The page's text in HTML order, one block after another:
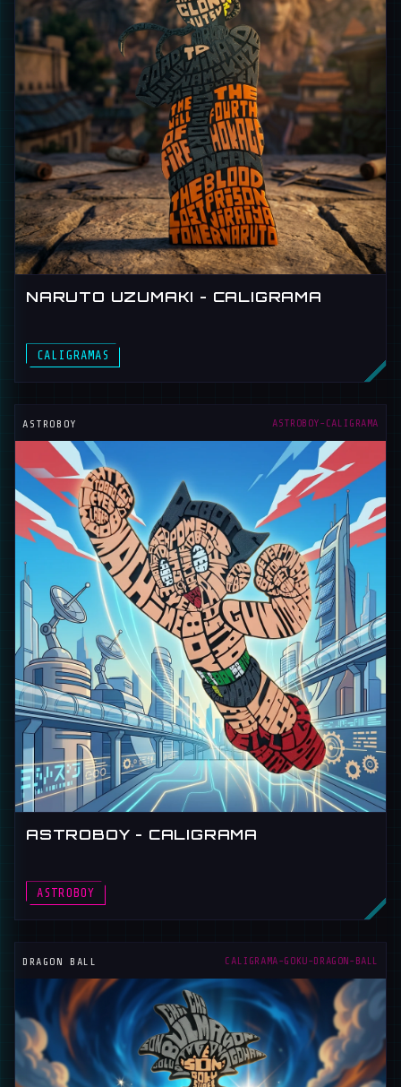
NARUTO UZUMAKI - CALIGRAMA
NARUTO
ASTROBOY ASTROBOY-CALIGRAMA
ASTROBOY - CALIGRAMA
ASTROBOY
DRAGON BALL CALIGRAMA-GOKU-DRAGON-BALL